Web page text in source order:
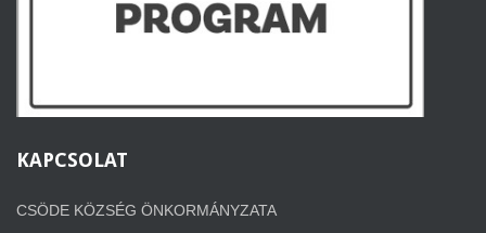
KAPCSOLAT
CSÖDE KÖZSÉG ÖNKORMÁNYZATA